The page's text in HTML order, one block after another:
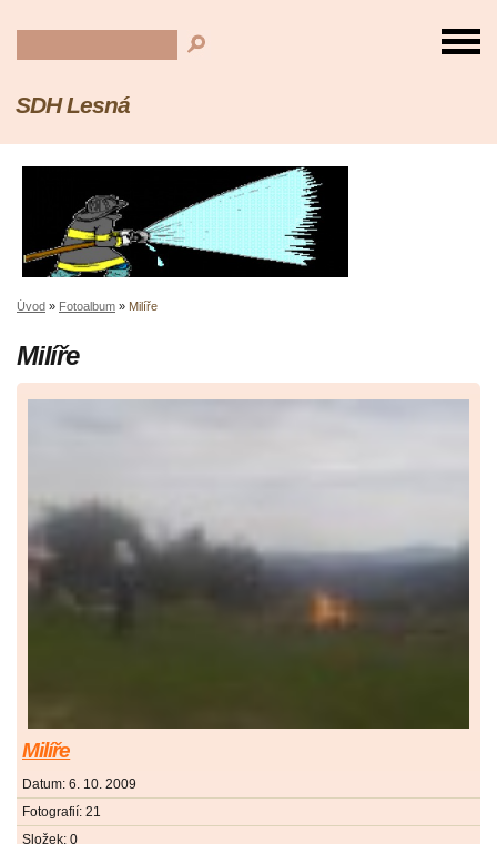
SDH Lesná
Úvod » Fotoalbum » Milíře
Milíře
Milíře
Datum: 6. 10. 2009
Fotografií: 21
Složek: 0